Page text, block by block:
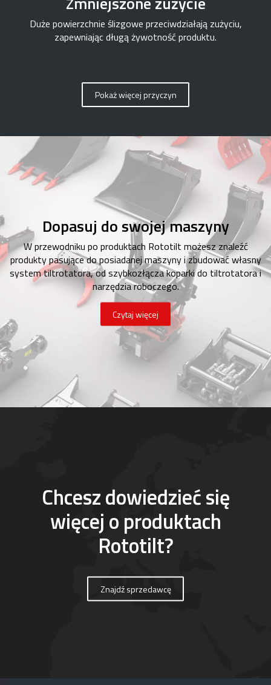
Duże powierzchnie ślizgowe przeciwdziałają zużyciu,
zapewniając długą żywotność produktu.
Pokaż więcej przyczyn
Dopasuj do swojej maszyny
W przewodniku po produktach Rototilt możesz znaleźć
produkty pasujące do posiadanej maszyny i zbudować własny
system tiltrotatora, od szybkozłącza koparki do tiltrotatora i
narzędzia roboczego.
Czytaj więcej
Chcesz dowiedzieć się
więcej o produktach
Rototilt?
Znajdź sprzedawcę